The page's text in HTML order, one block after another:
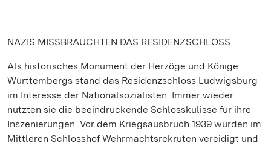
NAZIS MISSBRAUCHTEN DAS RESIDENZSCHLOSS
Als historisches Monument der Herzöge und Könige
Württembergs stand das Residenzschloss Ludwigsburg
im Interesse der Nationalsozialisten. Immer wieder
nutzten sie die beeindruckende Schlosskulisse für ihre
Inszenierungen. Vor dem Kriegsausbruch 1939 wurden im
Mittleren Schlosshof Wehrmachtsrekruten vereidigt und